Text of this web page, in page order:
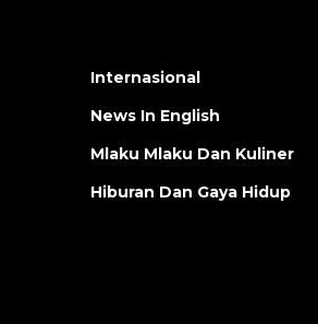
Internasional
News In English
Mlaku Mlaku Dan Kuliner
Hiburan Dan Gaya Hidup